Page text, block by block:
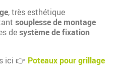
, très esthétique
souplesse de montage
desystème de fixation
ici 👉 Poteaux pour grillage